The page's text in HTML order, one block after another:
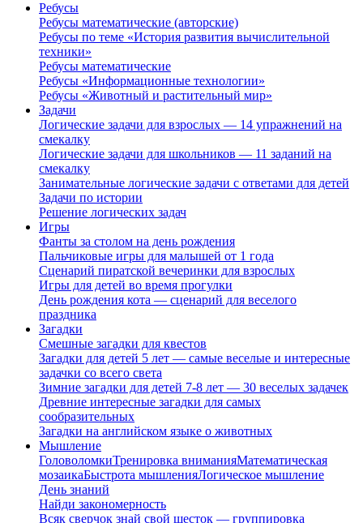
Ребусы
Ребусы математические (авторские)
Ребусы по теме «История развития вычислительной
техники»
Ребусы математические
Ребусы «Информационные технологии»
Ребусы «Животный и растительный мир»
Задачи
Логические задачи для взрослых — 14 упражнений на
смекалку
Логические задачи для школьников — 11 заданий на
смекалку
Занимательные логические задачи с ответами для детей
Задачи по истории
Решение логических задач
Игры
Фанты за столом на день рождения
Пальчиковые игры для малышей от 1 года
Сценарий пиратской вечеринки для взрослых
Игры для детей во время прогулки
День рождения кота — сценарий для веселого
праздника
Загадки
Смешные загадки для квестов
Загадки для детей 5 лет — самые веселые и интересные
задачки со всего света
Зимние загадки для детей 7-8 лет — 30 веселых задачек
Древние интересные загадки для самых
сообразительных
Загадки на английском языке о животных
Мышление
ГоловоломкиТренировка вниманияМатематическая
мозаикаБыстрота мышленияЛогическое мышление
День знаний
Найди закономерность
Всяк сверчок знай свой шесток — группировка